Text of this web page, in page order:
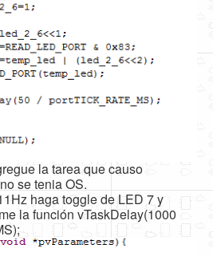
la tarea que causo
se tenia OS.
haga toggle de LED 7 y
la función vTaskDelay(1000